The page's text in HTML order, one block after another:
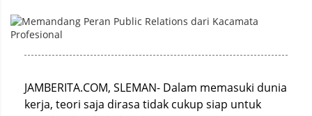
JAMBERITA.COM, SLEMAN- Dalam memasuki dunia
kerja, teori saja dirasa tidak cukup siap untuk